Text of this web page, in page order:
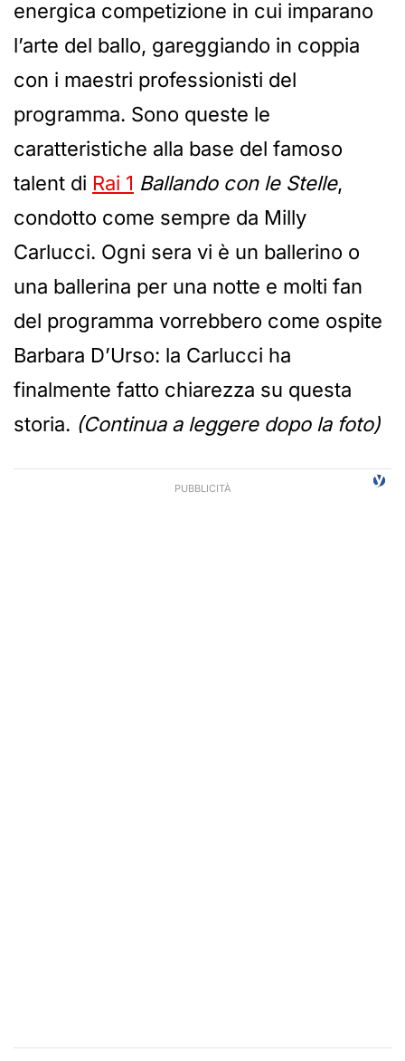
energica competizione in cui imparano
l’arte del ballo, gareggiando in coppia
con i maestri professionisti del
programma. Sono queste le
caratteristiche alla base del famoso
talent di Rai 1 Ballando con le Stelle,
condotto come sempre da Milly
Carlucci. Ogni sera vi è un ballerino o
una ballerina per una notte e molti fan
del programma vorrebbero come ospite
Barbara D’Urso: la Carlucci ha
finalmente fatto chiarezza su questa
storia. (Continua a leggere dopo la foto)